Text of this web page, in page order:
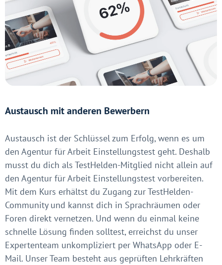
Austausch mit anderen Bewerbern
Austausch ist der Schlüssel zum Erfolg, wenn es um
den Agentur für Arbeit Einstellungstest geht. Deshalb
musst du dich als TestHelden-Mitglied nicht allein auf
den Agentur für Arbeit Einstellungstest vorbereiten.
Mit dem Kurs erhältst du Zugang zur TestHelden-
Community und kannst dich in Sprachräumen oder
Foren direkt vernetzen. Und wenn du einmal keine
schnelle Lösung finden solltest, erreichst du unser
Expertenteam unkompliziert per WhatsApp oder E-
Mail. Unser Team besteht aus geprüften Lehrkräften